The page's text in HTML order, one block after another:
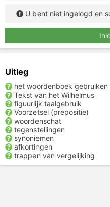
U bent niet ingelogd en
Uitleg
het woordenboek gebruiken
Tekst van het Wilhelmus
figuurlijk taalgebruik
Voorzetsel (prepositie)
woordenschat
tegenstellingen
synoniemen
afkortingen
trappen van vergelijking